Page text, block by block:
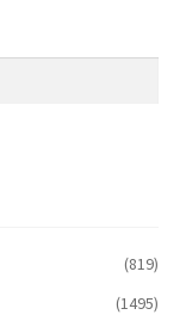
(819)
(1495)